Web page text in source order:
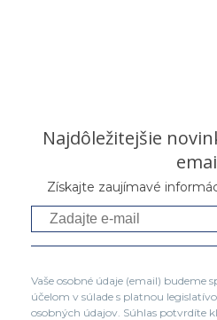
Najdôležitejšie
Získajte zaujímavé
Vaše osobné údaje (email) budeme
účelom v súlade s platnou
osobných údajov. Súhlas potvrdíte